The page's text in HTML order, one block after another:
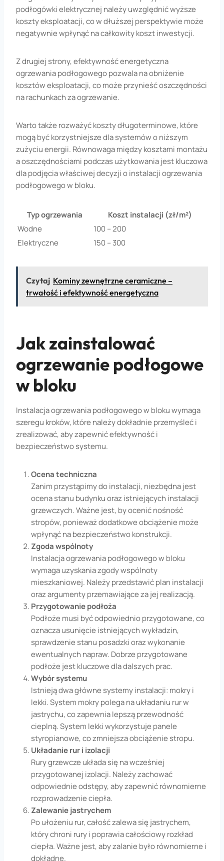
podłogówki elektrycznej należy uwzględnić wyższe
koszty eksploatacji, co w dłuższej perspektywie może
negatywnie wpłynąć na całkowity koszt inwestycji.
Z drugiej strony, efektywność energetyczna
ogrzewania podłogowego pozwala na obniżenie
kosztów eksploatacji, co może przynieść oszczędności
na rachunkach za ogrzewanie.
Warto także rozważyć koszty długoterminowe, które
mogą być korzystniejsze dla systemów o niższym
zużyciu energii. Równowaga między kosztami montażu
a oszczędnościami podczas użytkowania jest kluczowa
dla podjęcia właściwej decyzji o instalacji ogrzewania
podłogowego w bloku.
Typ ogrzewania
Koszt instalacji (zł/m²)
Wodne
100 – 200
Elektryczne
150 – 300
Czytaj Kominy zewnętrzne ceramiczne –
trwałość i efektywność energetyczna
Jak zainstalować
ogrzewanie podłogowe
w bloku
Instalacja ogrzewania podłogowego w bloku wymaga
szeregu kroków, które należy dokładnie przemyśleć i
zrealizować, aby zapewnić efektywność i
bezpieczeństwo systemu.
Ocena techniczna
Zanim przystąpimy do instalacji, niezbędna jest
ocena stanu budynku oraz istniejących instalacji
grzewczych. Ważne jest, by ocenić nośność
stropów, ponieważ dodatkowe obciążenie może
wpłynąć na bezpieczeństwo konstrukcji.
Zgoda wspólnoty
Instalacja ogrzewania podłogowego w bloku
wymaga uzyskania zgody wspólnoty
mieszkaniowej. Należy przedstawić plan instalacji
oraz argumenty przemawiające za jej realizacją.
Przygotowanie podłoża
Podłoże musi być odpowiednio przygotowane, co
oznacza usunięcie istniejących wykładzin,
sprawdzenie stanu posadzki oraz wykonanie
ewentualnych napraw. Dobrze przygotowane
podłoże jest kluczowe dla dalszych prac.
Wybór systemu
Istnieją dwa główne systemy instalacji: mokry i
lekki. System mokry polega na układaniu rur w
jastrychu, co zapewnia lepszą przewodność
cieplną. System lekki wykorzystuje panele
styropianowe, co zmniejsza obciążenie stropu.
Układanie rur i izolacji
Rury grzewcze układa się na wcześniej
przygotowanej izolacji. Należy zachować
odpowiednie odstępy, aby zapewnić równomierne
rozprowadzenie ciepła.
Zalewanie jastrychem
Po ułożeniu rur, całość zalewa się jastrychem,
który chroni rury i poprawia całościowy rozkład
ciepła. Ważne jest, aby zalanie było równomierne i
dokładne.